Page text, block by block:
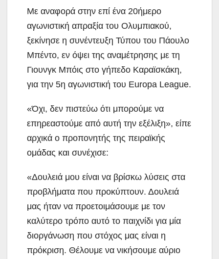
Με αναφορά στην επί ένα 20ήμερο
αγωνιστική απραξία του Ολυμπιακού,
ξεκίνησε η συνέντευξη Τύπου του Πάουλο
Μπέντο, εν όψει της αναμέτρησης με τη
Γιουνγκ Μπόις στο γήπεδο Καραϊσκάκη,
για την 5η αγωνιστική του Europa League.
«Όχι, δεν πιστεύω ότι μπορούμε να
επηρεαστούμε από αυτή την εξέλιξη», είπε
αρχικά ο προπονητής της πειραϊκής
ομάδας και συνέχισε:
«Δουλειά μου είναι να βρίσκω λύσεις στα
προβλήματα που προκύπτουν. Δουλειά
μας ήταν να προετοιμάσουμε με τον
καλύτερο τρόπο αυτό το παιχνίδι για μία
διοργάνωση που στόχος μας είναι η
πρόκριση. Θέλουμε να νικήσουμε αύριο